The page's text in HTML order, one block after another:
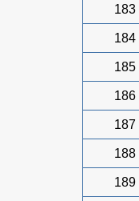
183
184
185
186
187
188
189